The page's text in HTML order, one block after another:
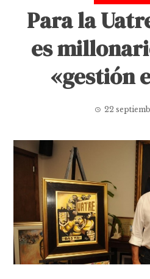
Para la
es
«gestión
22